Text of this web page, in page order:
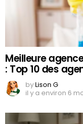
Meilleure
: Top 10 des
byLison G
il y a environ 6